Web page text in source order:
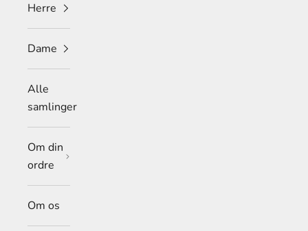
Herre
Dame
Alle
samlinger
Om din
ordre
Om os